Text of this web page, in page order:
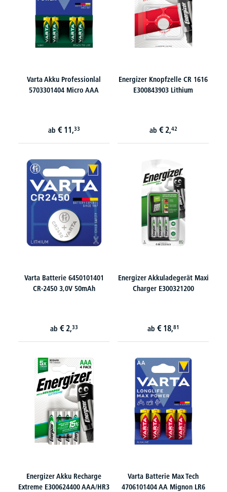
Varta Akku Professionlal
5703301404 Micro AAA
ab € 11,33
Energizer Knopfzelle CR 1616
E300843903 Lithium
ab € 2,42
Varta Batterie 6450101401
CR-2450 3,0V 50mAh
ab € 2,33
Energizer Akkuladegerät Maxi
Charger E300321200
ab € 18,81
Energizer Akku Recharge
Extreme E300624400 AAA/HR3
Varta Batterie Max Tech
4706101404 AA Mignon LR6